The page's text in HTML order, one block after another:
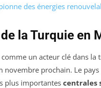
des énergies
la Turquie en
comme un acteur clé dans
novembre prochain. Le
plus importantes centrales